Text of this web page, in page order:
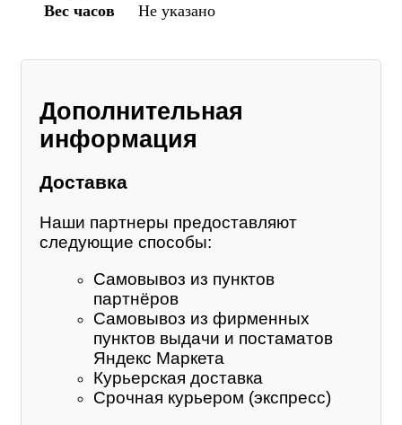
Вес часов
Не указано
Дополнительная
информация
Доставка
Наши партнеры предоставляют
следующие способы:
Самовывоз из пунктов
партнёров
Самовывоз из фирменных
пунктов выдачи и постаматов
Яндекс Маркета
Курьерская доставка
Срочная курьером (экспресс)